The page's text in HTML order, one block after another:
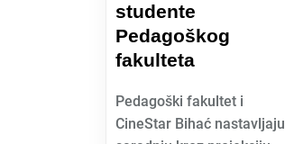
studente
Pedagoškog
fakulteta
Pedagoški fakultet i
CineStar Bihać nastavljaju